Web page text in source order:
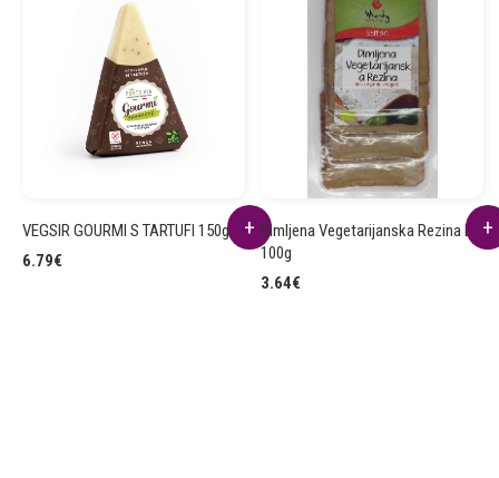
VEGSIR GOURMI S TARTUFI 150g
6.79€
Dimljena Vegetarijanska Rezina BIO
100g
3.64€